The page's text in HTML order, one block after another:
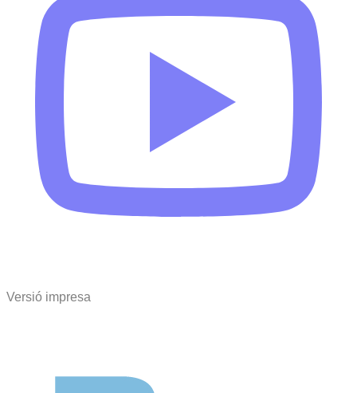
Versió impresa